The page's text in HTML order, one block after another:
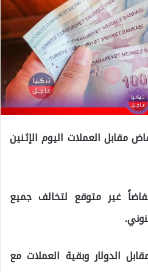
مقابل العملات اليوم الإثنين
غير متوقع لتخالف جميع
الدولار وبقية العملات مع